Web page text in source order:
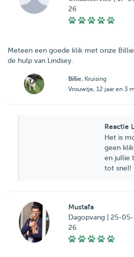
26
Meteen een goede klik met onze
de hulp van Lindsey.
Billie, Kruising
Vrouwtje, 12 jaar en 3
Reactie
Het is
geen
en jullie
tot snel!
Mustafa
Dagopvang | 25-05-
26